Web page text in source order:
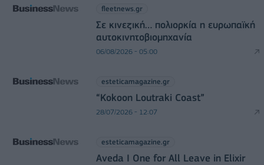
fleetnews.gr
Σε κινεζική… πολιορκία η ευρωπαϊκή
αυτοκινητοβιομηχανία
06/08/2026 - 05:00
esteticamagazine.gr
“Kokoon Loutraki Coast”
28/07/2026 - 12:07
esteticamagazine.gr
Aveda I One for All Leave in Elixir